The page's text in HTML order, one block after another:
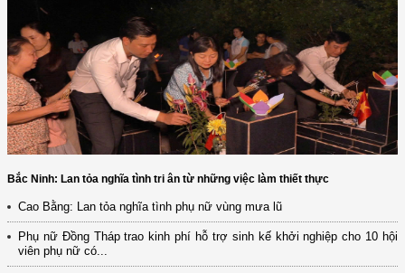
Bắc Ninh: Lan tỏa nghĩa tình tri ân từ những việc làm thiết thực
Cao Bằng: Lan tỏa nghĩa tình phụ nữ vùng mưa lũ
Phụ nữ Đồng Tháp trao kinh phí hỗ trợ sinh kế khởi nghiệp cho 10 hội
viên phụ nữ có...